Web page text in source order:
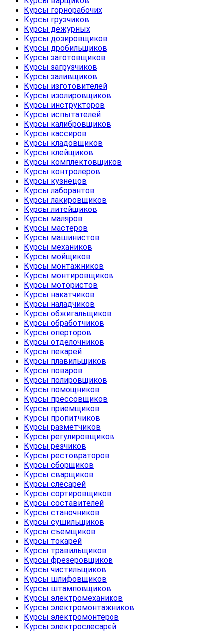
Курсы горнорабочих
Курсы грузчиков
Курсы дежурных
Курсы дозировщиков
Курсы дробильщиков
Курсы заготовщиков
Курсы загрузчиков
Курсы заливщиков
Курсы изготовителей
Курсы изолировщиков
Курсы инструкторов
Курсы испытателей
Курсы калибровщиков
Курсы кассиров
Курсы кладовщиков
Курсы клейщиков
Курсы комплектовщиков
Курсы контролеров
Курсы кузнецов
Курсы лаборантов
Курсы лакировщиков
Курсы литейщиков
Курсы маляров
Курсы мастеров
Курсы машинистов
Курсы механиков
Курсы мойщиков
Курсы монтажников
Курсы монтировщиков
Курсы мотористов
Курсы накатчиков
Курсы наладчиков
Курсы обжигальщиков
Курсы обработчиков
Курсы оперторов
Курсы отделочников
Курсы пекарей
Курсы плавильщиков
Курсы поваров
Курсы полировщиков
Курсы помощников
Курсы прессовщиков
Курсы приемщиков
Курсы пропитчиков
Курсы разметчиков
Курсы регулировщиков
Курсы резчиков
Курсы рестовраторов
Курсы сборщиков
Курсы сварщиков
Курсы слесарей
Курсы сортировщиков
Курсы составителей
Курсы станочников
Курсы сушильщиков
Курсы съемщиков
Курсы токарей
Курсы травильщиков
Курсы фрезеровщиков
Курсы чистильщиков
Курсы шлифовщиков
Курсы штамповщиков
Курсы электромехаников
Курсы электромонтажников
Курсы электромонтеров
Курсы электрослесарей